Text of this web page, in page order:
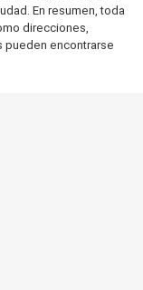
En resumen, toda
direcciones,
pueden encontrarse